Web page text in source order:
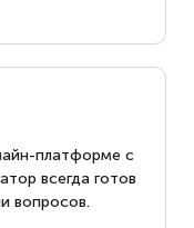
платформе с
всегда готов
вопросов.